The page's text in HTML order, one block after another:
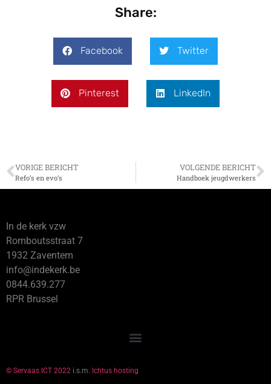
Share:
Facebook Twitter
Pinterest LinkedIn
VORIGE BERICHT
Refo’s en evo’s
VOLGENDE BERICHT
Handboek jeugdwerkers
In de kerk vzw
Romboutsstraat 7
1932 Zaventem
info@indekerk.be
0844.639.277
RPR Brussel
© Servaas ICT 2022 i.s.m. Ichtus hosting